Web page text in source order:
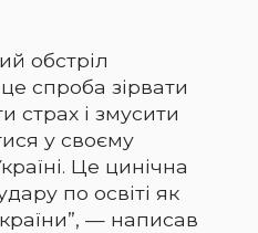
обстріл
спроба зірвати
страх і змусити
у своєму
Це цинічна
по освіті як
— написав